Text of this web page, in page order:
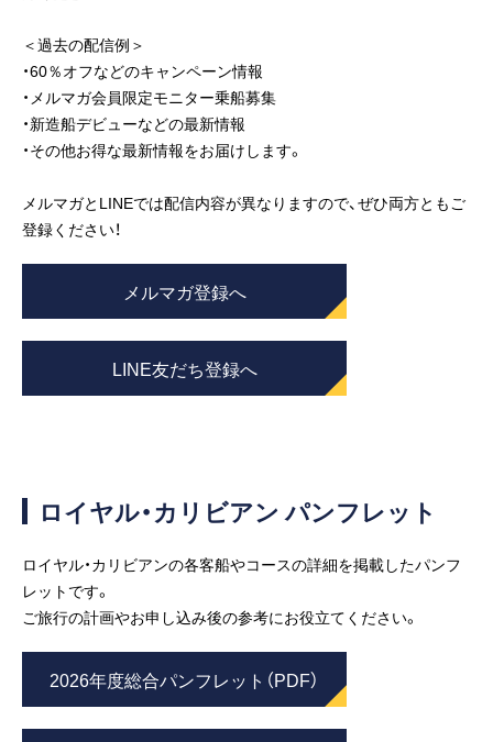
＜過去の配信例＞
・60％オフなどのキャンペーン情報
・メルマガ会員限定モニター乗船募集
・新造船デビューなどの最新情報
・その他お得な最新情報をお届けします。
メルマガとLINEでは配信内容が異なりますので、ぜひ両方ともご
登録ください！
メルマガ登録へ
LINE友だち登録へ
ロイヤル・カリビアン パンフレット
ロイヤル・カリビアンの各客船やコースの詳細を掲載したパンフ
レットです。
ご旅行の計画やお申し込み後の参考にお役立てください。
2026年度総合パンフレット（PDF）